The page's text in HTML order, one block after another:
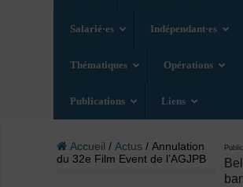
Salarié·es Indépendant·es
Thématiques Opérations
Publications Liens
Accueil / Actus/ Annulation
du 32e Film Event de l’AGJPB